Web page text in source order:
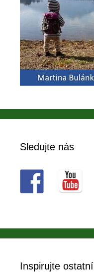
Sledujte nás
Inspirujte ostatní